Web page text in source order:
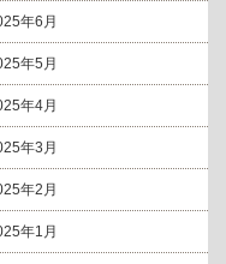
年6月
年5月
年4月
年3月
年2月
年1月